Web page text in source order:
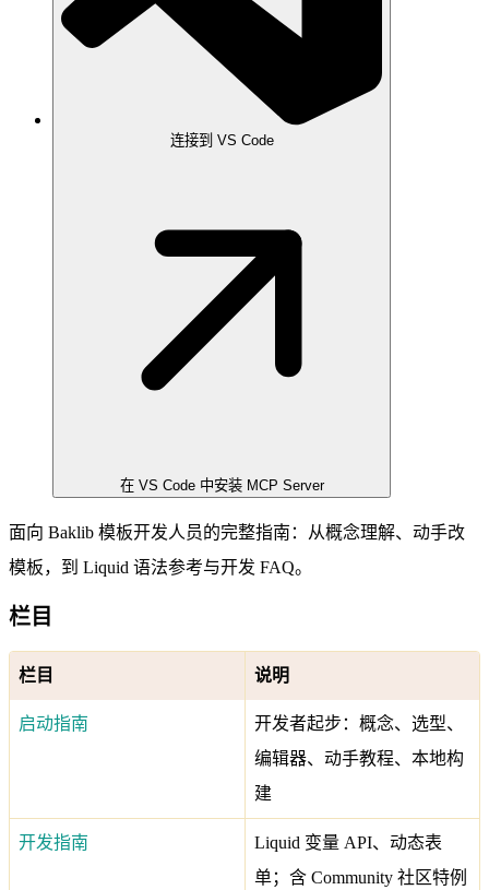
连接到 VS Code
在 VS Code 中安装 MCP Server
面向 Baklib 模板开发人员的完整指南：从概念理解、动手改
模板，到 Liquid 语法参考与开发 FAQ。
栏目
栏目 说明
启动指南
开发者起步：概念、选型、
编辑器、动手教程、本地构
建
开发指南
Liquid 变量 API、动态表
单；含 Community 社区特例